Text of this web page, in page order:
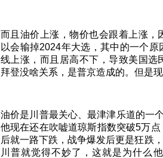
而且油价上涨，物价也会跟着上涨，
以会输掉2024年大选，其中的一个
线上涨，而且居高不下，导致美国选
拜登没啥关系，是普京造成的。但是
油价是川普最关心、最津津乐道的一
他现在还在吹嘘道琼斯指数突破5万
后就一路下跌，战争爆发后更是狂跌
川普就觉得不妙了，这就是为什么